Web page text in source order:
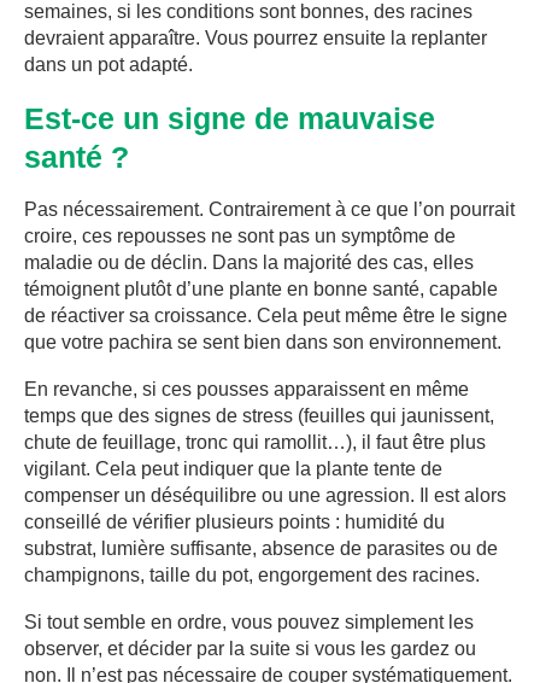
semaines, si les conditions sont bonnes, des racines
devraient apparaître. Vous pourrez ensuite la replanter
dans un pot adapté.
Est-ce un signe de mauvaise
santé ?
Pas nécessairement. Contrairement à ce que l’on pourrait
croire, ces repousses ne sont pas un symptôme de
maladie ou de déclin. Dans la majorité des cas, elles
témoignent plutôt d’une plante en bonne santé, capable
de réactiver sa croissance. Cela peut même être le signe
que votre pachira se sent bien dans son environnement.
En revanche, si ces pousses apparaissent en même
temps que des signes de stress (feuilles qui jaunissent,
chute de feuillage, tronc qui ramollit…), il faut être plus
vigilant. Cela peut indiquer que la plante tente de
compenser un déséquilibre ou une agression. Il est alors
conseillé de vérifier plusieurs points : humidité du
substrat, lumière suffisante, absence de parasites ou de
champignons, taille du pot, engorgement des racines.
Si tout semble en ordre, vous pouvez simplement les
observer, et décider par la suite si vous les gardez ou
non. Il n’est pas nécessaire de couper systématiquement.